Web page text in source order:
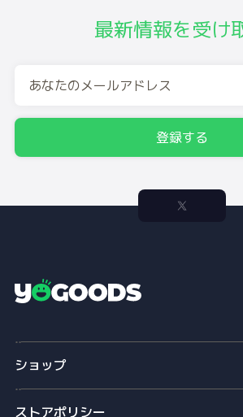
最新情報を受け
登録する
g
oショップ
ストアポリシー